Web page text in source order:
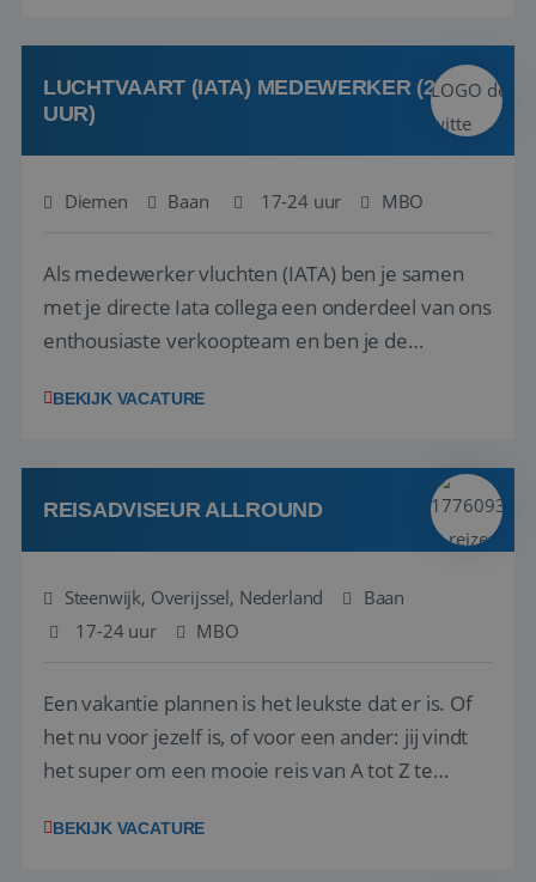
deze onderdelen zijn nu samen gevoegd...
LUCHTVAART (IATA) MEDEWERKER (24-32
UUR)
Diemen Baan 17-24 uur MBO
Als medewerker vluchten (IATA) ben je samen
met je directe Iata collega een onderdeel van ons
enthousiaste verkoopteam en ben je de
en tarieven waar je collega’s niet uitkomen.
kwaliteitsbewaking van alles wat met IATA te m...
BEKIJK VACATURE
REISADVISEUR ALLROUND
Steenwijk, Overijssel, Nederland
Baan
17-24 uur
MBO
Een vakantie plannen is het leukste dat er is. Of
het nu voor jezelf is, of voor een ander: jij vindt
het super om een mooie reis van A tot Z te
vakantiegangers de meest prachtige plekjes op
BEKIJK VACATURE